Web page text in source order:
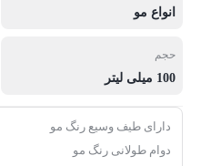
انواع مو
حجم
100 میلی لیتر
دارای طیف وسیع رنگ مو
دوام طولانی رنگ مو